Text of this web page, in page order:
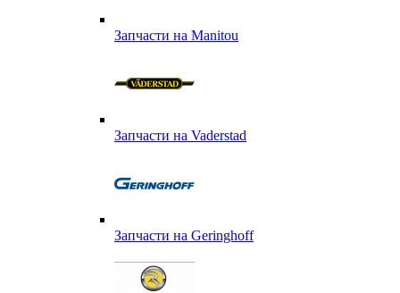
Запчасти на Manitou
Запчасти на Vaderstad
Запчасти на Geringhoff